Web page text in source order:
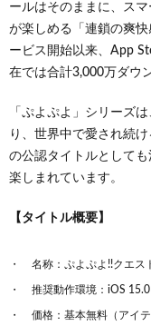
ールはそのままに、ス
が楽しめる「連鎖の爽
ービス開始以来、App
在では合計3,000万ダウ
「ぷよぷよ」シリーズ
り、世界中で愛され続
の公認タイトルとして
楽しまれています。
【タイトル概要】
名称：ぷよぷよ!!クエス
推奨動作環境：iOS
価格：基本無料（アイテ